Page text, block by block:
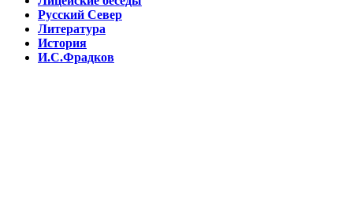
Русский Север
Литература
История
И.С.Фрадков